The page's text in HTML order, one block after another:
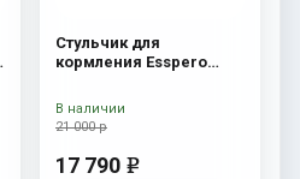
Стульчик для
кормления Esspero
21 000 р
17 790 e
В наличии